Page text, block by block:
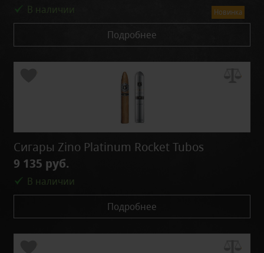
Новинка
В наличии
Подробнее
Сигары Zino Platinum Rocket Tubos
9 135 руб.
В наличии
Подробнее